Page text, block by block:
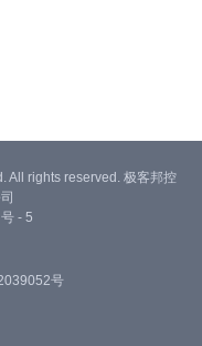
All rights reserved. 极客邦控
- 5
号